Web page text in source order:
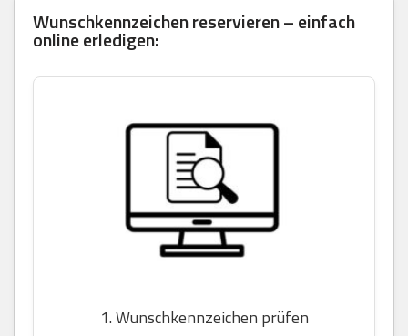
Wunschkennzeichen reservieren – einfach
online erledigen:
1. Wunschkennzeichen prüfen